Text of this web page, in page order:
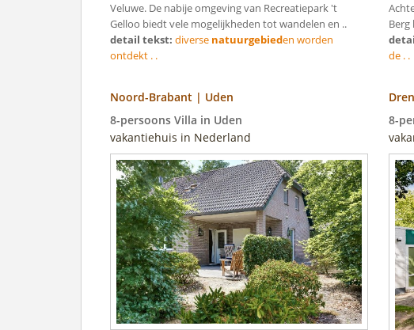
Veluwe. De nabije omgeving van Recreatiepark 't
Gelloo biedt vele mogelijkheden tot wandelen en ..
detail tekst: diverse natuurgebieden worden
ontdekt . .
Berg
de . .
Noord-Brabant | Uden
8-persoons Villa in Uden
vakantiehuis in Nederland
8-